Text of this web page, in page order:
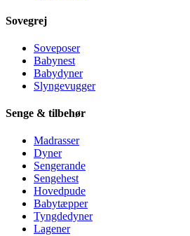
Sovegrej
Soveposer
Babynest
Babydyner
Slyngevugger
Senge & tilbehør
Madrasser
Dyner
Sengerande
Sengehest
Hovedpude
Babytæpper
Tyngdedyner
Lagener